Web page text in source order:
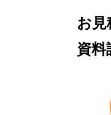
お見
資料